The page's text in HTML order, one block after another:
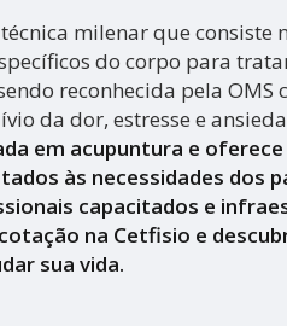
milenar que consiste
do corpo para
reconhecida pela OMS
da dor, estresse e
em acupuntura e
às necessidades dos
capacitados e
na Cetfisio e
sua vida.